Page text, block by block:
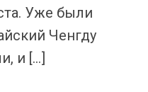
Уже были
Ченгду
и […]